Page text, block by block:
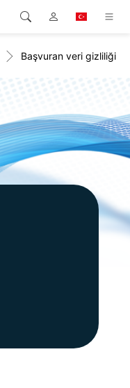
Başvuran veri gizliliği